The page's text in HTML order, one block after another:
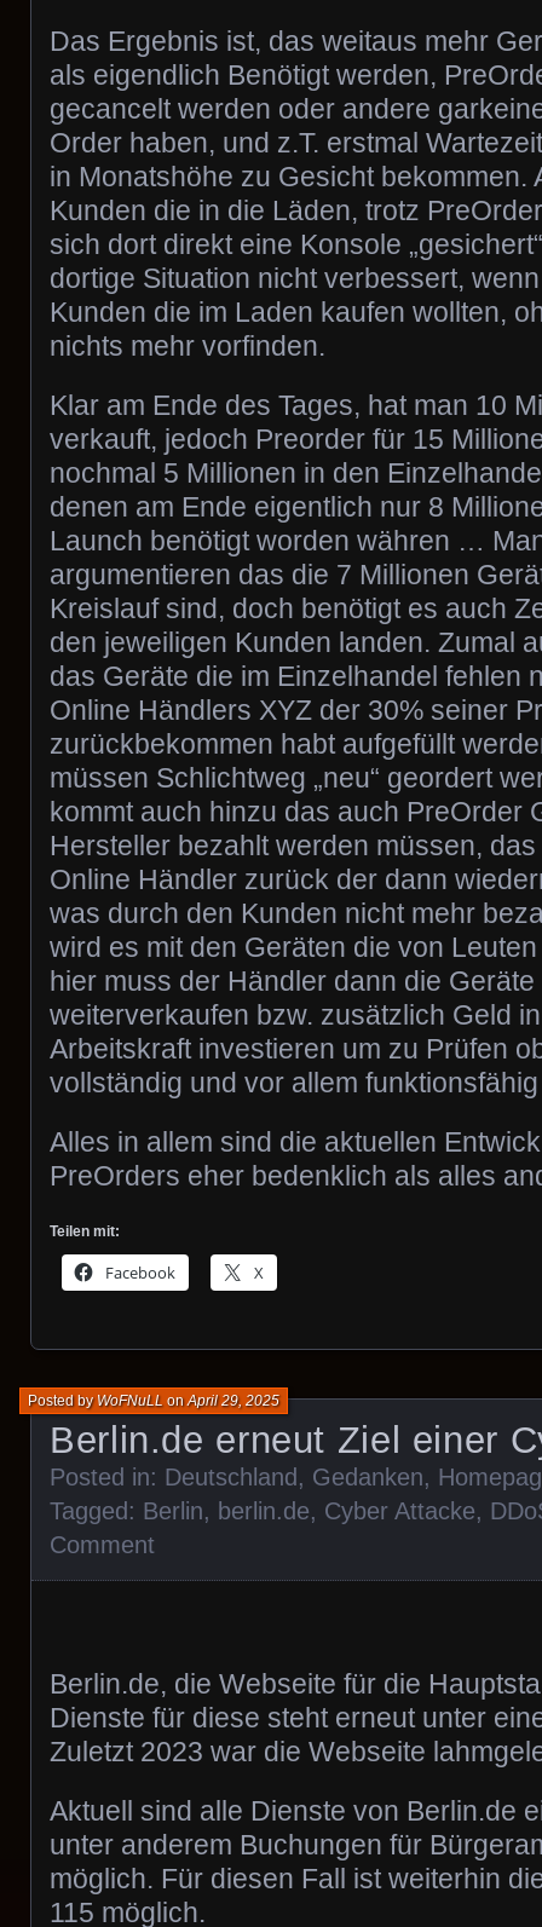
Das Ergebnis ist, das weitaus mehr
als eigendlich Benötigt werden,
gecancelt werden oder andere
Order haben, und z.T. erstmal
in Monatshöhe zu Gesicht bekommen.
Kunden die in die Läden, trotz
sich dort direkt eine Konsole
dortige Situation nicht verbessert,
Kunden die im Laden kaufen wollten,
nichts mehr vorfinden.
Klar am Ende des Tages, hat man 10
verkauft, jedoch Preorder für 15
nochmal 5 Millionen in den
denen am Ende eigentlich nur 8
Launch benötigt worden währen …
argumentieren das die 7 Millionen
Kreislauf sind, doch benötigt es auch
den jeweiligen Kunden landen. Zumal
das Geräte die im Einzelhandel fehlen
Online Händlers XYZ der 30% seiner
zurückbekommen habt aufgefüllt
müssen Schlichtweg „neu“ geordert
kommt auch hinzu das auch PreOrder
Hersteller bezahlt werden müssen,
Online Händler zurück der dann
was durch den Kunden nicht mehr
wird es mit den Geräten die von Leuten
hier muss der Händler dann die
weiterverkaufen bzw. zusätzlich Geld
Arbeitskraft investieren um zu Prüfen
vollständig und vor allem
Alles in allem sind die aktuellen
PreOrders eher bedenklich als alles
Teilen mit:
Facebook X
Berlin.de erneut Ziel einer
Posted byWoFNuLL onApril 29, 2025
Posted in: Deutschland , Gedanken,
Tagged: Berlin, berlin.de, Cyber Attacke,
Comment
Berlin.de, die Webseite für die
Dienste für diese steht erneut unter
Zuletzt 2023 war die Webseite
Aktuell sind alle Dienste von Berlin.de
unter anderem Buchungen für
möglich. Für diesen Fall ist weiterhin
115 möglich.